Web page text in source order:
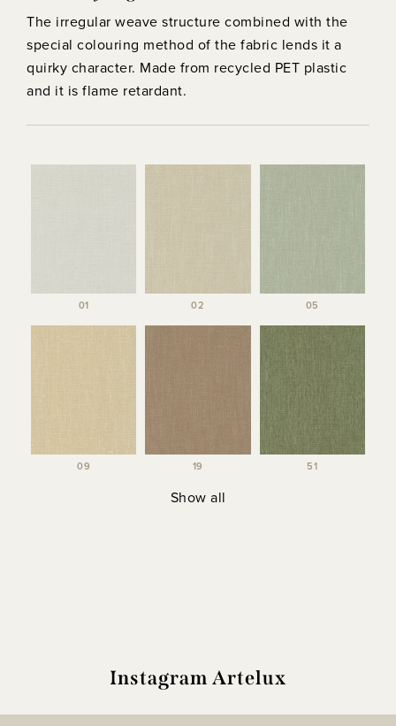
The irregular weave structure combined with the
special colouring method of the fabric lends it a
quirky character. Made from recycled PET plastic
and it is flame retardant.
01 02 05
09 19 51
Show all
Instagram Artelux